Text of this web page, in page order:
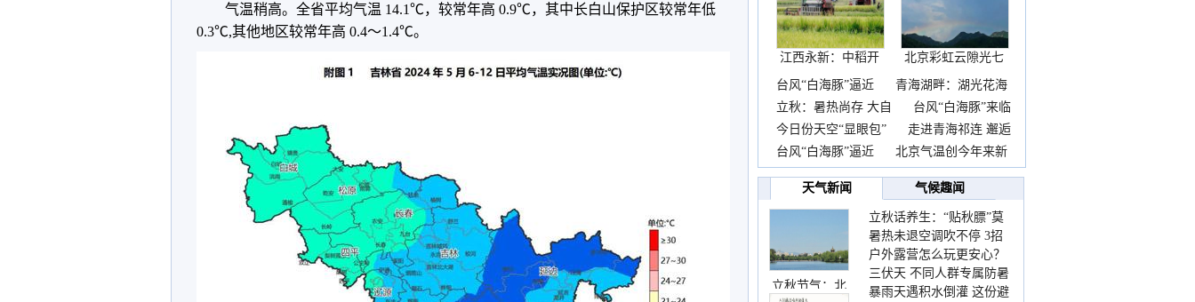
气温稍高。全省平均气温 14.1℃，较常年高 0.9℃，其中长白山保护区较常年低
0.3℃,其他地区较常年高 0.4～1.4℃。
江西永新：中稻开
镰抢
北京彩虹云隙光七
彩云
台风“白海豚”逼近
青海湖畔：湖光花海
长
立秋：暑热尚存 大自
台风“白海豚”来临
前
今日份天空“显眼包”
走进青海祁连 邂逅
一
台风“白海豚”逼近
北京气温创今年来新
高
天气新闻
气候趣闻
立秋节气：北
立秋话养生：“贴秋膘”莫
着急 先清暑再防燥
暑热未退空调吹不停 3招
护住肩颈不酸痛
户外露营怎么玩更安心？
这份攻略请收好
三伏天 不同人群专属防暑
要点请收好
暴雨天遇积水倒灌 这份避